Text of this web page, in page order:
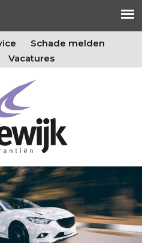
Schade melden
Vacatures